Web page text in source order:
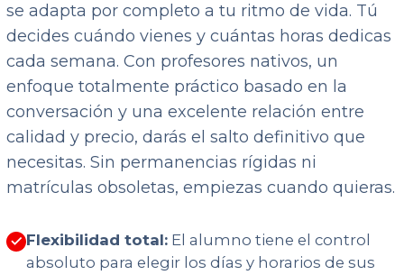
se adapta por completo a tu ritmo de vida. Tú
decides cuándo vienes y cuántas horas dedicas
cada semana. Con profesores nativos, un
enfoque totalmente práctico basado en la
conversación y una excelente relación entre
calidad y precio, darás el salto definitivo que
necesitas. Sin permanencias rígidas ni
matrículas obsoletas, empiezas cuando quieras.
Flexibilidad total: El alumno tiene el control
absoluto para elegir los días y horarios de sus